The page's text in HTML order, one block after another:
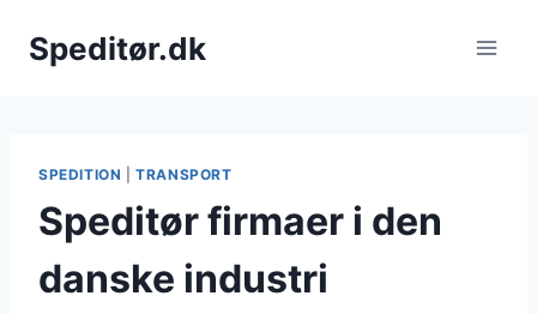
Speditør.dk
SPEDITION |TRANSPORT
Speditør firmaer i den
danske industri